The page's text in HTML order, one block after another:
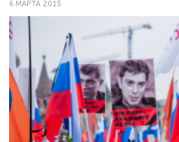
6 МАРТА 2015